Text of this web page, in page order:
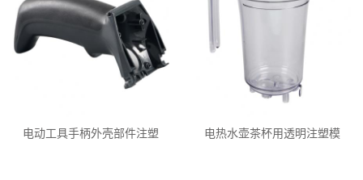
电动工具手柄外壳部件注塑 电热水壶茶杯用透明注塑模